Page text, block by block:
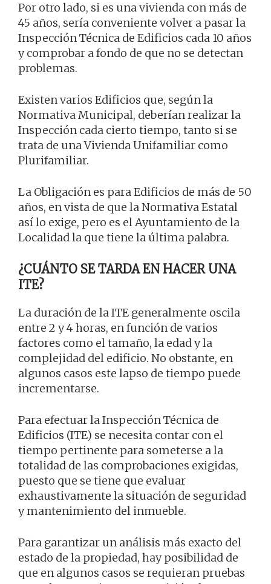
Por otro lado, si es una vivienda con más de
45 años, sería conveniente volver a pasar la
Inspección Técnica de Edificios cada 10 años
y comprobar a fondo de que no se detectan
problemas.
Existen varios Edificios que, según la
Normativa Municipal, deberían realizar la
Inspección cada cierto tiempo, tanto si se
trata de una Vivienda Unifamiliar como
Plurifamiliar.
La Obligación es para Edificios de más de 50
años, en vista de que la Normativa Estatal
así lo exige, pero es el Ayuntamiento de la
Localidad la que tiene la última palabra.
¿CUÁNTO SE TARDA EN HACER UNA
ITE?
La duración de la ITE generalmente oscila
entre 2 y 4 horas, en función de varios
factores como el tamaño, la edad y la
complejidad del edificio. No obstante, en
algunos casos este lapso de tiempo puede
incrementarse.
Para efectuar la Inspección Técnica de
Edificios (ITE) se necesita contar con el
tiempo pertinente para someterse a la
totalidad de las comprobaciones exigidas,
puesto que se tiene que evaluar
exhaustivamente la situación de seguridad
y mantenimiento del inmueble.
Para garantizar un análisis más exacto del
estado de la propiedad, hay posibilidad de
que en algunos casos se requieran pruebas